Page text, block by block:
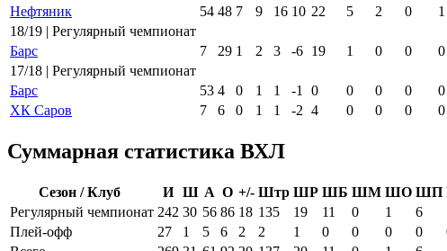
Нефтяник
54 48 7 9 16 10 22 5 2 0 1
18/19 | Регулярный чемпионат
Барс
7 29 1 2 3 -6 19 1 0 0 0
17/18 | Регулярный чемпионат
Барс
53 4 0 1 1 -1 0 0 0 0 0
ХК Саров
7 6 0 1 1 -2 4 0 0 0 0
Суммарная статистика ВХЛ
Сезон / Клуб И Ш А О +/- Штр ШР ШБ ШМ ШО ШП
Регулярный чемпионат 242 30 56 86 18 135 19 11 0 1 6
Плей-офф
27 1 5 6 2 2 1 0 0 0 0